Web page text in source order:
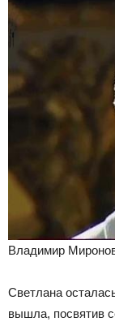
Владимир
Светлана
вышла, посвятив